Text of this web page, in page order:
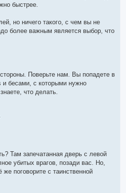
быстрее.
но ничего такого, с чем вы не
более важным является выбор, что
Поверьте нам. Вы попадете в
и бесами, с которыми нужно
что делать.
Там запечатанная дверь с левой
убитых врагов, позади вас. Но,
поговорите с таинственной